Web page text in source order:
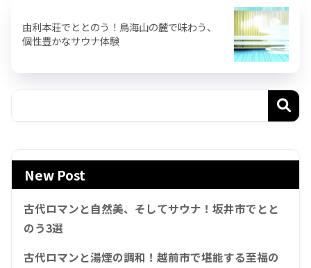
由利本荘でととのう！鳥海山の麓で味わう、
個性豊かなサウナ体験
New Post
古代ロマンと自然美、そしてサウナ！坂井市でとと
のう3選
古代ロマンと湯煙の調和！越前市で堪能する至福の